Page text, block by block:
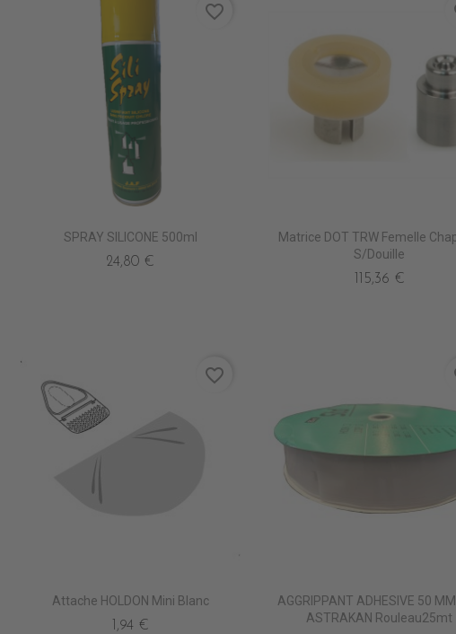
SPRAY SILICONE 500ml
24,80 €
favorite_border
Matrice DOT TRW Femelle
S/Douille
115,36 €
Attache HOLDON Mini Blanc
1,94 €
favorite_border
AGGRIPPANT ADHESIVE 50
ASTRAKAN Rouleau25mt